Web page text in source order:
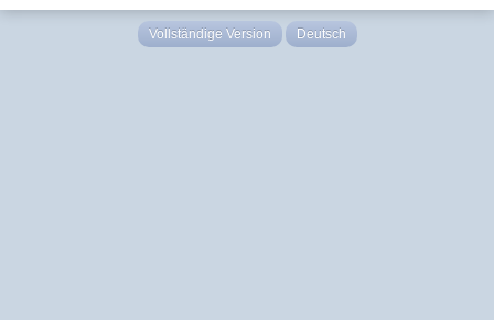
Vollständige Version Deutsch